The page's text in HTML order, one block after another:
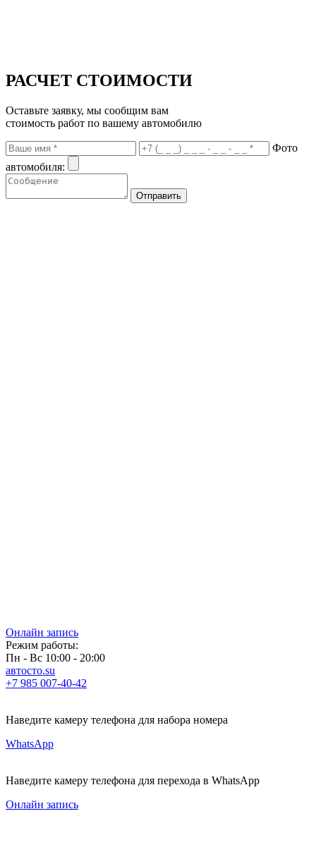
РАСЧЕТ СТОИМОСТИ
Оставьте заявку, мы сообщим вам
стоимость работ по вашему автомобилю
Фото
автомобиля:
Онлайн запись
Режим работы:
Пн - Вс 10:00 - 20:00
автосто.su
+7 985 007-40-42
Наведите камеру телефона для набора номера
WhatsApp
Наведите камеру телефона для перехода в WhatsApp
Онлайн запись